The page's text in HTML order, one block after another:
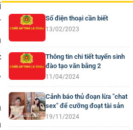
Số điện thoại cần biết
13/02/2023
Thông tin chi tiết tuyển sinh
đào tạo văn bằng 2
11/04/2024
Cảnh báo thủ đoạn lừa "chat
sex" để cưỡng đoạt tài sản
19/11/2024